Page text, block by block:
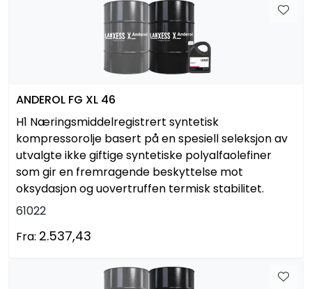
ANDEROL FG XL 46
H1 Næringsmiddelregistrert syntetisk
kompressorolje basert på en spesiell seleksjon av
utvalgte ikke giftige syntetiske polyalfaolefiner
som gir en fremragende beskyttelse mot
oksydasjon og uovertruffen termisk stabilitet.
61022
Fra: 2.537,43